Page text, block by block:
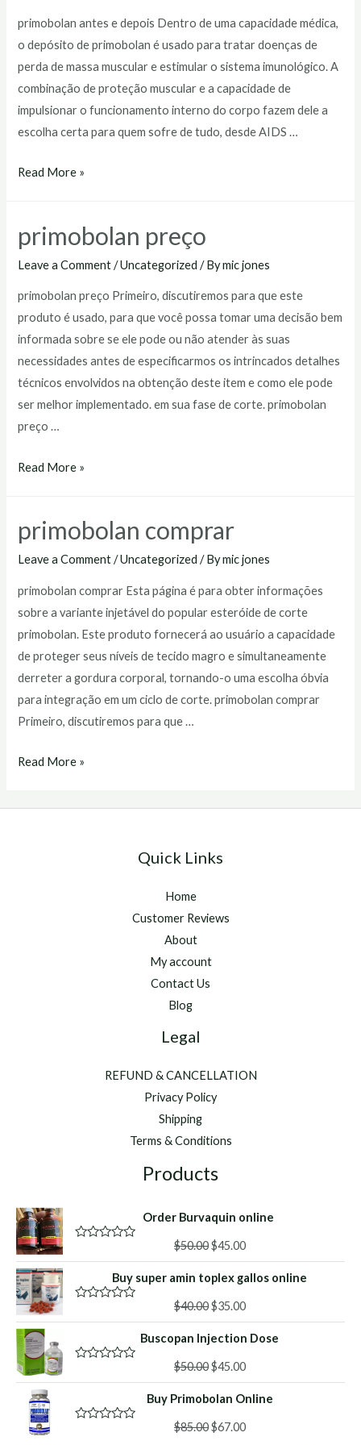
primobolan antes e depois Dentro de uma capacidade médica,
o depósito de primobolan é usado para tratar doenças de
perda de massa muscular e estimular o sistema imunológico. A
combinação de proteção muscular e a capacidade de
impulsionar o funcionamento interno do corpo fazem dele a
escolha certa para quem sofre de tudo, desde AIDS …
primobolan
depois
Read More »
primobolan preço
Leave a Comment /Uncategorized / Bymic jones
primobolan preço Primeiro, discutiremos para que este
produto é usado, para que você possa tomar uma decisão bem
informada sobre se ele pode ou não atender às suas
necessidades antes de especificarmos os intrincados detalhes
técnicos envolvidos na obtenção deste item e como ele pode
ser melhor implementado. em sua fase de corte. primobolan
preço …
primobolan
Read More »
primobolan comprar
Leave a Comment /Uncategorized / Bymic jones
primobolan comprar Esta página é para obter informações
sobre a variante injetável do popular esteróide de corte
primobolan. Este produto fornecerá ao usuário a capacidade
de proteger seus níveis de tecido magro e simultaneamente
derreter a gordura corporal, tornando-o uma escolha óbvia
para integração em um ciclo de corte. primobolan comprar
Primeiro, discutiremos para que …
primobolan
Read More »
Quick Links
Home
Customer Reviews
About
My account
Contact Us
Blog
Legal
REFUND & CANCELLATION
Privacy Policy
Shipping
Terms & Conditions
Products
Order Burvaquin online
a
d
o
f
$50.00Original
price
was:
$45.00Current
price
is:
Buy super amin toplex gallos online
a
d
o
f
$40.00Original
price
was:
$35.00Current
price
is:
Buscopan Injection Dose
a
d
$50.00Original
price
was:
$45.00Current
price
is:
Buy Primobolan Online
$85.00Original
$67.00Current